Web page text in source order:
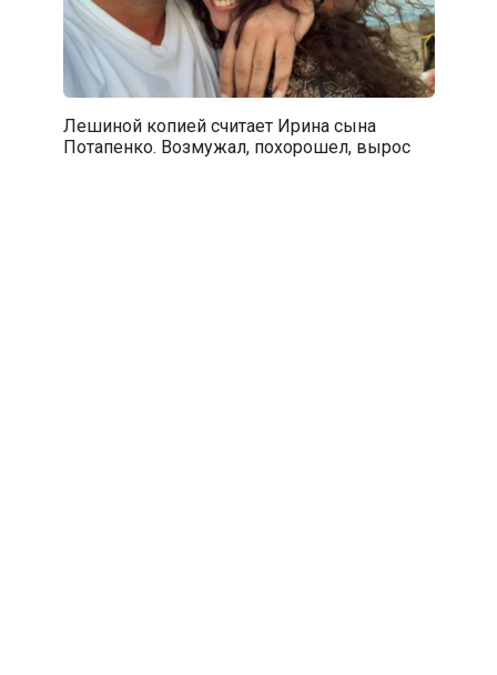
Лешиной копией считает Ирина сына
Потапенко. Возмужал, похорошел, вырос